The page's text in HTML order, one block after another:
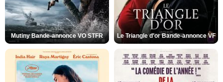
Mutiny Bande-annonce VO STFR Le Triangle d'or Bande-annonce VF